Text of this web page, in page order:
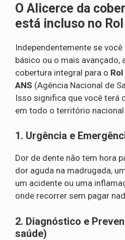
O Alicerce da
está incluso no Rol
Independentemente se
básico ou o mais avançado,
cobertura integral para o
ANS (Agência Nacional de
Isso significa que você terá
em todo o território nacional
1. Urgência e
Dor de dente não tem hora
dor aguda na madrugada,
um acidente ou uma
onde recorrer sem pagar
2. Diagnóstico e
saúde)